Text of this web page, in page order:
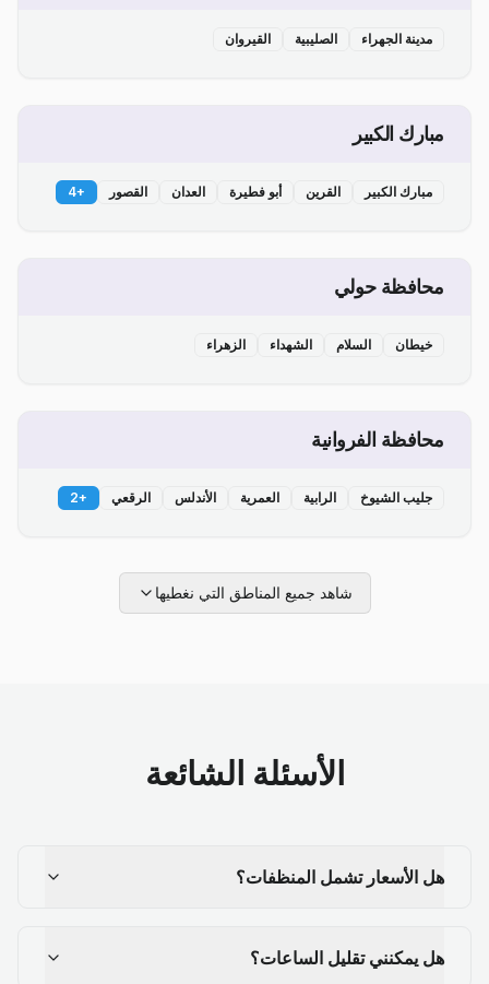
مدينة الجهراء الصليبية القيروان
مبارك الكبير
مبارك الكبير القرين أبو فطيرة العدان القصور +
4
محافظة حولي
خيطان السلام الشهداء الزهراء
محافظة الفروانية
جليب الشيوخ الرابية العمرية الأندلس الرقعي +
2
شاهد جميع المناطق التي نغطيها
الأسئلة الشائعة
هل الأسعار تشمل المنظفات؟
هل يمكنني تقليل الساعات؟